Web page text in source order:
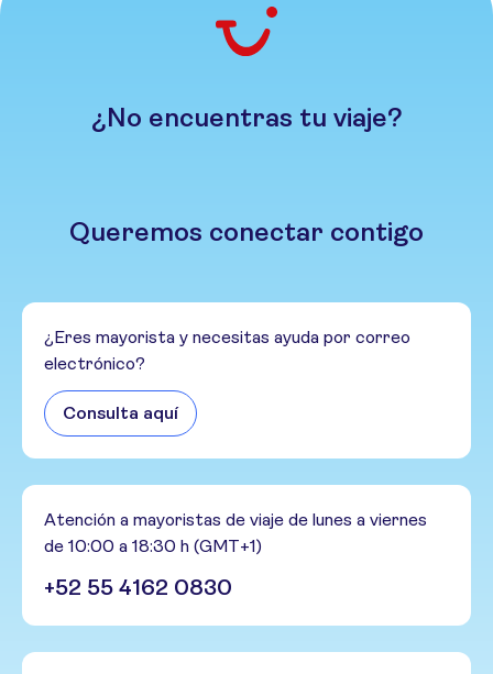
¿No encuentras tu viaje?
Queremos conectar contigo
¿Eres mayorista y necesitas ayuda por correo
electrónico?
Consulta aquí
Atención a mayoristas de viaje de lunes a viernes
de 10:00 a 18:30 h (GMT+1)
+52 55 4162 0830